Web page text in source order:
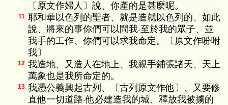
〔原文作婦人〕說、你產的是甚麼呢。
11 耶和華以色列的聖者、就是造就以色列的、如此
說、將來的事你們可以問我‧至於我的眾子、並
我手的工作、你們可以求我命定。〔原文作吩咐
我〕
12 我造地、又造人在地上、我親手鋪張諸天、天上
萬象也是我所命定的。
13 我憑公義興起古列、〔古列原文作他〕、又要修
直他一切道路‧他必建造我的城、釋放我被擄的